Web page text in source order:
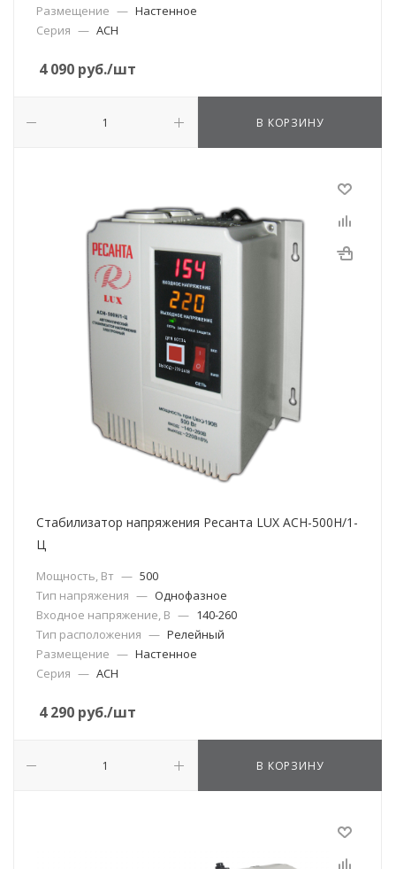
Размещение — Настенное
Серия — АСН
4 090 руб./шт
В КОРЗИНУ
Стабилизатор напряжения Ресанта LUX АСН-500Н/1-
Ц
Мощность, Вт — 500
Тип напряжения — Однофазное
Входное напряжение, В — 140-260
Тип расположения — Релейный
Размещение — Настенное
Серия — АСН
4 290 руб./шт
В КОРЗИНУ